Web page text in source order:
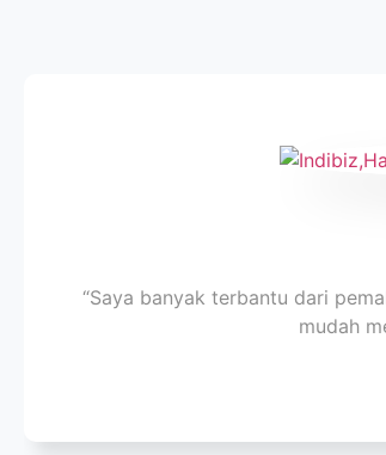
“Saya banyak terbantu dari
mudah